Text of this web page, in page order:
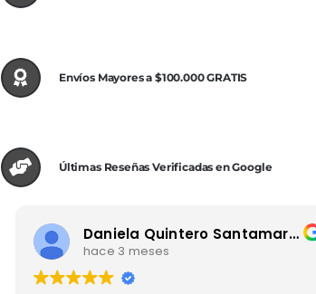
Envíos Mayores a $100.000 GRATIS
Últimas Reseñas Verificadas en Google
Daniela Quintero Santamaria
hace 3 meses